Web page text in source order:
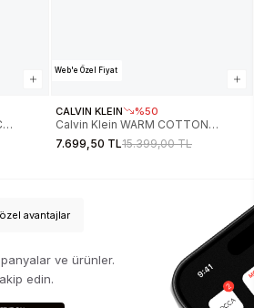
Web'e Özel Fiyat
CALVIN KLEIN %50
Calvin Klein WARM COTTON
NYLON LONG PARKA Erkek GRİ
Mont J30J326082-PAV
7.699,50 TL15.399,00 TL
avantajlar
ve ürünler.
edin.